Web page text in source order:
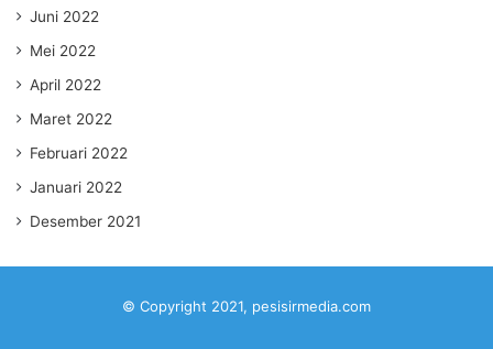
Juni 2022
Mei 2022
April 2022
Maret 2022
Februari 2022
Januari 2022
Desember 2021
© Copyright 2021, pesisirmedia.com